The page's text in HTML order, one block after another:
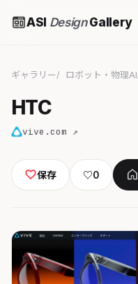
ASI DesignGallery
ギャラリー ロボット・物理AI
HTC
vive.com ↗
保存 ♡0